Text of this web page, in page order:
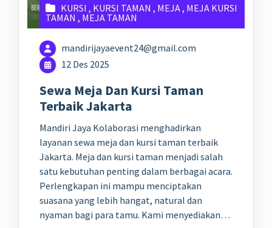
KURSI , KURSI TAMAN , MEJA, MEJA KURSI
TAMAN , MEJA TAMAN
mandirijayaevent24@gmail.com
12 Des 2025
Sewa Meja Dan Kursi Taman
Terbaik Jakarta
Mandiri Jaya Kolaborasi menghadirkan
layanan sewa meja dan kursi taman terbaik
Jakarta. Meja dan kursi taman menjadi salah
satu kebutuhan penting dalam berbagai acara.
Perlengkapan ini mampu menciptakan
suasana yang lebih hangat, natural dan
nyaman bagi para tamu. Kami menyediakan…